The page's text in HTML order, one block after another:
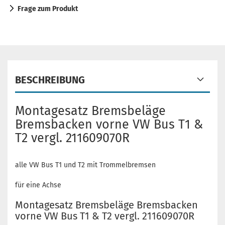
Frage zum Produkt
BESCHREIBUNG
Montagesatz Bremsbeläge
Bremsbacken vorne VW Bus T1 &
T2 vergl. 211609070R
alle VW Bus T1 und T2 mit Trommelbremsen
für eine Achse
Montagesatz Bremsbeläge Bremsbacken
vorne VW Bus T1 & T2 vergl. 211609070R